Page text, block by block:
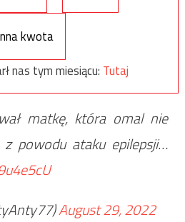
kwota
nas tym miesiącu: Tutaj
matkę, która omal nie
powodu ataku epilepsji…
August 29, 2022